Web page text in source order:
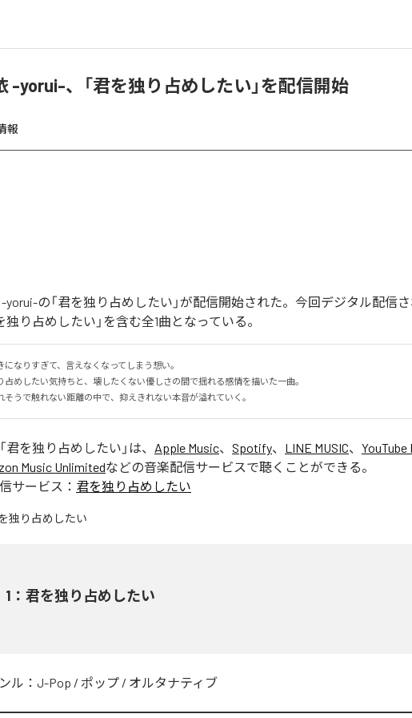
-yorui-、「君を独り占めしたい」を配信開始
報
yorui-の「君を独り占めしたい」が配信開始された。今回デジタル配信さ
独り占めしたい」を含む全1曲となっている。
になりすぎて、言えなくなってしまう想い。
占めしたい気持ちと、壊したくない優しさの間で揺れる感情を描いた一曲。
そうで触れない距離の中で、抑えきれない本音が溢れていく。
君を独り占めしたい 」は、 Apple Music、 Spotify、 LINE MUSIC、 YouTube
Music Unlimitedなどの音楽配信サービスで聴くことができる。
サービス： 君を独り占めしたい
1 ： 君を独り占めしたい
ル： J-Pop / ポップ / オルタナティブ